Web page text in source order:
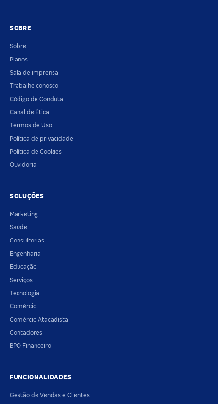
SOBRE
Sobre
Planos
Sala de imprensa
Trabalhe conosco
Código de Conduta
Canal de Ética
Termos de Uso
Política de privacidade
Política de Cookies
Ouvidoria
SOLUÇÕES
Marketing
Saúde
Consultorias
Engenharia
Educação
Serviços
Tecnologia
Comércio
Comércio Atacadista
Contadores
BPO Financeiro
FUNCIONALIDADES
Gestão de Vendas e Clientes